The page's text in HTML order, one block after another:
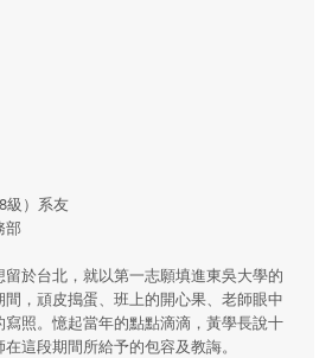
級）系友
部
於台北，就以第一志願填進東吳大學的
間，頑皮搗蛋、班上的開心果、老師眼中
照。憶起當年的點點滴滴，黃學長說十
這段期間所給予的包容及教誨。